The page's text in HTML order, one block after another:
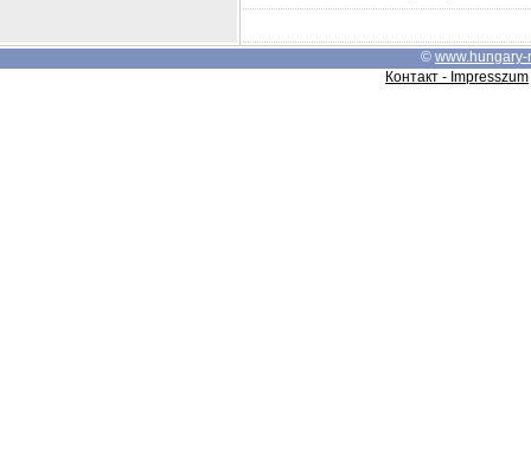
© www.hungary-
Контакт - Impresszum